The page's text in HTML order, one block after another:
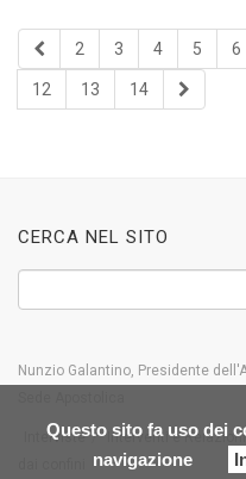
Questo sito fa uso dei
navigazione
2 3 4 5 6
12 13 14
CERCA NEL SITO
Nunzio Galantino, Presidente
Interviste Interventi e Relazioni